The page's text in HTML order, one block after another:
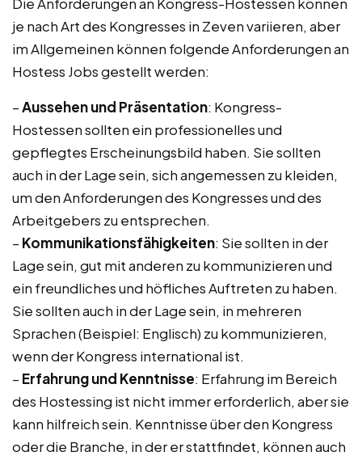
je nach Art des Kongresses in Zeven variieren, aber
im Allgemeinen können folgende Anforderungen an
Hostess Jobs gestellt werden:
–Aussehen und Präsentation: Kongress-
Hostessen sollten ein professionelles und
gepflegtes Erscheinungsbild haben. Sie sollten
auch in der Lage sein, sich angemessen zu kleiden,
um den Anforderungen des Kongresses und des
Arbeitgebers zu entsprechen.
– Kommunikationsfähigkeiten: Sie sollten in der
Lage sein, gut mit anderen zu kommunizieren und
ein freundliches und höfliches Auftreten zu haben.
Sie sollten auch in der Lage sein, in mehreren
Sprachen (Beispiel: Englisch) zu kommunizieren,
wenn der Kongress international ist.
– Erfahrung und Kenntnisse: Erfahrung im Bereich
des Hostessing ist nicht immer erforderlich, aber sie
kann hilfreich sein. Kenntnisse über den Kongress
oder die Branche, in der er stattfindet, können auch